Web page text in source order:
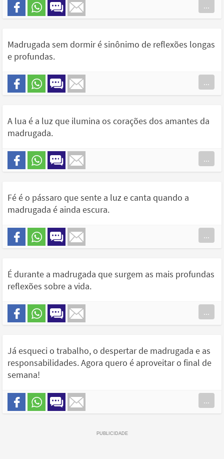
...
Madrugada sem dormir é sinônimo de reflexões longas
e profundas.
...
A lua é a luz que ilumina os corações dos amantes da
madrugada.
...
Fé é o pássaro que sente a luz e canta quando a
madrugada é ainda escura.
...
É durante a madrugada que surgem as mais profundas
reflexões sobre a vida.
...
Já esqueci o trabalho, o despertar de madrugada e as
responsabilidades. Agora quero é aproveitar o final de
semana!
...